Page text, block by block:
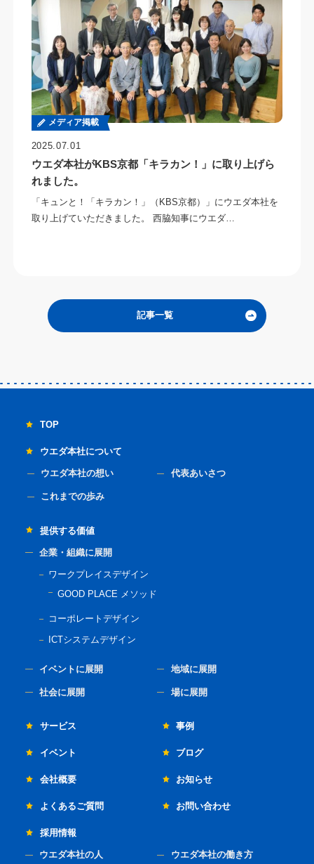
メディア掲載
2025.07.01
ウエダ本社がKBS京都「キラカン！」に取り上げら
れました。
「キュンと！「キラカン！」（KBS京都）」にウエダ本社を
取り上げていただきました。 西脇知事にウエダ…
記事一覧
TOP
ウエダ本社について
ウエダ本社の想い 代表あいさつ
これまでの歩み
提供する価値
企業・組織に展開
ワークプレイスデザイン
GOOD PLACE メソッド
コーポレートデザイン
ICTシステムデザイン
イベントに展開 地域に展開
社会に展開 場に展開
サービス 事例
イベント ブログ
会社概要 お知らせ
よくあるご質問 お問い合わせ
採用情報
ウエダ本社の人 ウエダ本社の働き方